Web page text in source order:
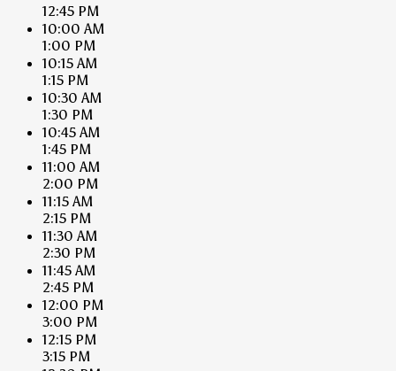
12:45 PM
10:00 AM
1:00 PM
10:15 AM
1:15 PM
10:30 AM
1:30 PM
10:45 AM
1:45 PM
11:00 AM
2:00 PM
11:15 AM
2:15 PM
11:30 AM
2:30 PM
11:45 AM
2:45 PM
12:00 PM
3:00 PM
12:15 PM
3:15 PM